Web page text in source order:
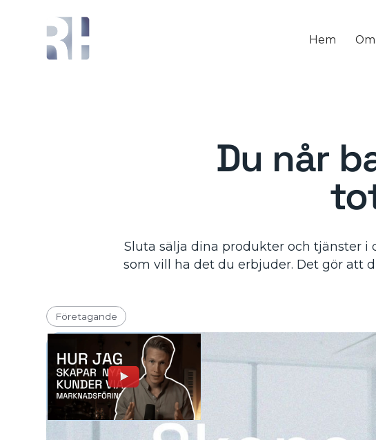
Hem
Du når
Sluta sälja dina produkter och tjänster
som vill ha det du erbjuder. Det gör att
Företagande